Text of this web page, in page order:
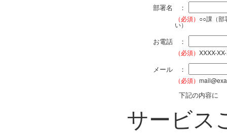
部署名 ：
（必須） ○○課（部
い）
お電話 ：
（必須） XXXX-
メール ：
（必須）
下記の内容に
サービス